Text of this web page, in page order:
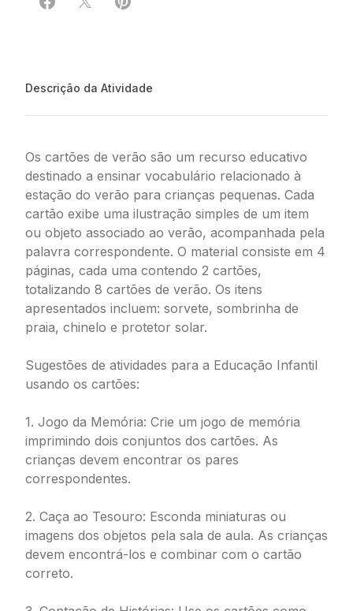
Compartilhar em Facebook
Compartilhar em X
Compartilhar em Pinterest
Descrição da Atividade
Os cartões de verão são um recurso educativo
destinado a ensinar vocabulário relacionado à
estação do verão para crianças pequenas. Cada
cartão exibe uma ilustração simples de um item
ou objeto associado ao verão, acompanhada pela
palavra correspondente. O material consiste em 4
páginas, cada uma contendo 2 cartões,
totalizando 8 cartões de verão. Os itens
apresentados incluem: sorvete, sombrinha de
praia, chinelo e protetor solar.
Sugestões de atividades para a Educação Infantil
usando os cartões:
1. Jogo da Memória: Crie um jogo de memória
imprimindo dois conjuntos dos cartões. As
crianças devem encontrar os pares
correspondentes.
2. Caça ao Tesouro: Esconda miniaturas ou
imagens dos objetos pela sala de aula. As crianças
devem encontrá-los e combinar com o cartão
correto.